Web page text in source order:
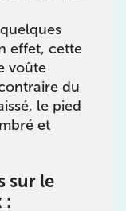
effet, cette
voûte
du
le pied
et
sur le
: